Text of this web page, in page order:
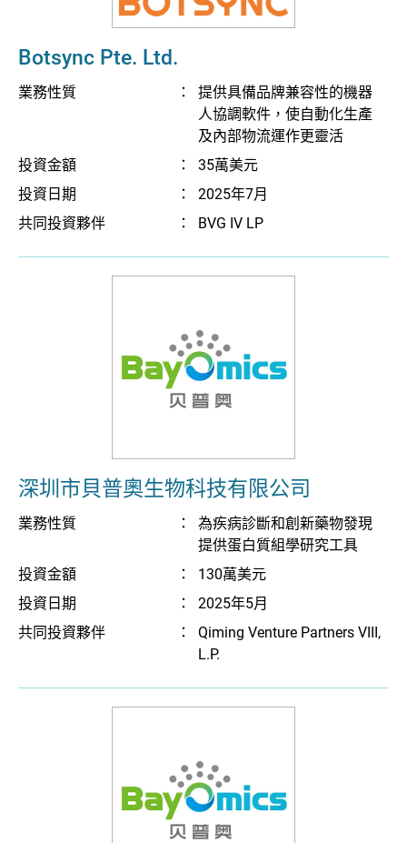
Botsync Pte. Ltd.
業務性質 ：
提供具備品牌兼容性的機器
人協調軟件，使自動化生產
及內部物流運作更靈活
投資金額
：
35萬美元
投資日期
：
2025年7月
共同投資夥伴
： BVG IV LP
深圳市貝普奧生物科技有限公司
業務性質 ：
為疾病診斷和創新藥物發現
提供蛋白質組學研究工具
投資金額
：
130萬美元
投資日期
：
2025年5月
共同投資夥伴
：
Qiming Venture Partners VIII,
L.P.